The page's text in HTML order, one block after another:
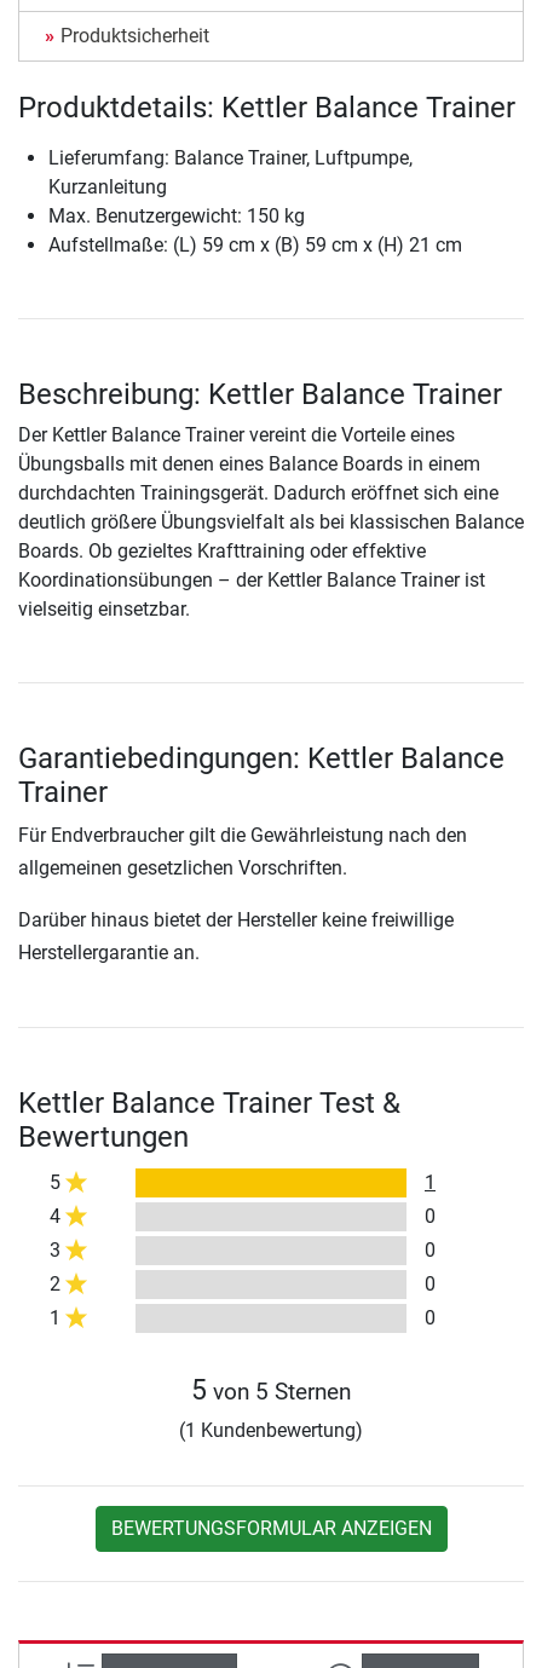
Produktsicherheit
Produktdetails: Kettler Balance Trainer
Lieferumfang: Balance Trainer, Luftpumpe,
Kurzanleitung
Max. Benutzergewicht: 150 kg
Aufstellmaße: (L) 59 cm x (B) 59 cm x (H) 21 cm
Beschreibung: Kettler Balance Trainer
Der Kettler Balance Trainer vereint die Vorteile eines
Übungsballs mit denen eines Balance Boards in einem
durchdachten Trainingsgerät. Dadurch eröffnet sich eine
deutlich größere Übungsvielfalt als bei klassischen Balance
Boards. Ob gezieltes Krafttraining oder effektive
Koordinationsübungen – der Kettler Balance Trainer ist
vielseitig einsetzbar.
Garantiebedingungen: Kettler Balance
Trainer
Für Endverbraucher gilt die Gewährleistung nach den
allgemeinen gesetzlichen Vorschriften.
Darüber hinaus bietet der Hersteller keine freiwillige
Herstellergarantie an.
Kettler Balance Trainer Test &
Bewertungen
5
1
4
0
3
0
2
0
1
0
5 von 5 Sternen
(1 Kundenbewertung)
BEWERTUNGSFORMULAR ANZEIGEN